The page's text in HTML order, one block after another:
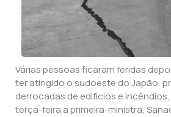
Várias pessoas ficaram feridas
ter atingido o sudoeste do Japão,
derrocadas de edifícios e
terça-feira a primeira-ministra,